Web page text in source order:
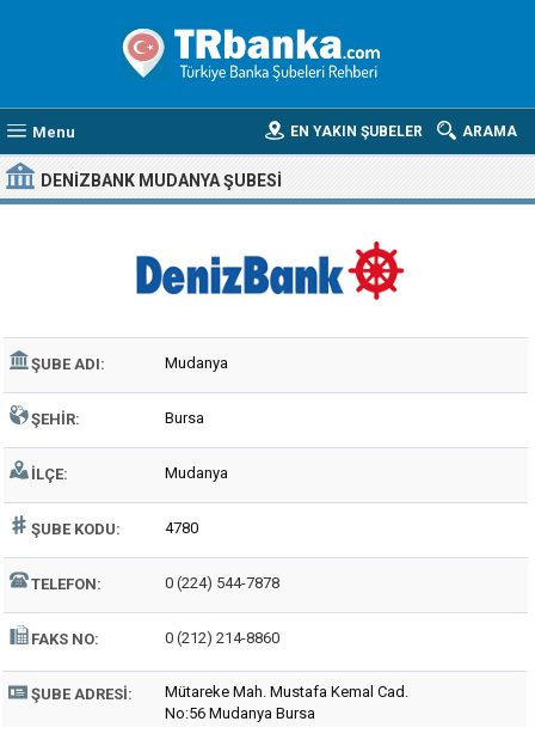
Menu ARAMA
EN YAKIN ŞUBELER
DENIZBANK MUDANYA ŞUBESI
ŞUBE ADI: Mudanya
ŞEHIR: Bursa
İLÇE: Mudanya
ŞUBE KODU: 4780
TELEFON: 0 (224) 544-7878
FAKS NO: 0 (212) 214-8860
ŞUBE ADRESI:
Mütareke Mah. Mustafa Kemal Cad.
No:56 Mudanya Bursa